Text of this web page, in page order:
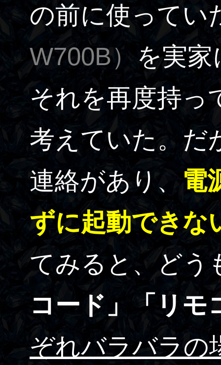
の前に使ってい
W700B） を実
それを再度持っ
考えていた。だ
連絡があり、 電
ずに起動できな
てみると、どう
コード」「リモ
ぞれバラバラ